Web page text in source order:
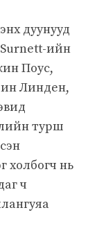
дуунууд
Surnett-ийн
Поус,
Линден,
турш
холбогч нь
ч